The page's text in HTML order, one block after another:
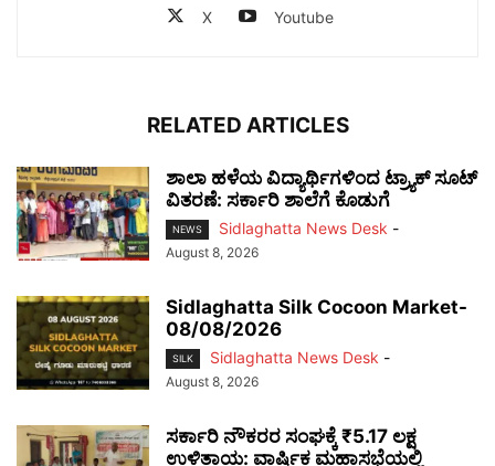
X Youtube
RELATED ARTICLES
ಶಾಲಾ ಹಳೆಯ ವಿದ್ಯಾರ್ಥಿಗಳಿಂದ ಟ್ರ್ಯಾಕ್‌ ಸೂಟ್
ವಿತರಣೆ: ಸರ್ಕಾರಿ ಶಾಲೆಗೆ ಕೊಡುಗೆ
NEWS Sidlaghatta News Desk -
August 8, 2026
Sidlaghatta Silk Cocoon Market-
08/08/2026
SILK Sidlaghatta News Desk -
August 8, 2026
ಸರ್ಕಾರಿ ನೌಕರರ ಸಂಘಕ್ಕೆ ₹5.17 ಲಕ್ಷ
ಉಳಿತಾಯ: ವಾರ್ಷಿಕ ಮಹಾಸಭೆಯಲ್ಲಿ